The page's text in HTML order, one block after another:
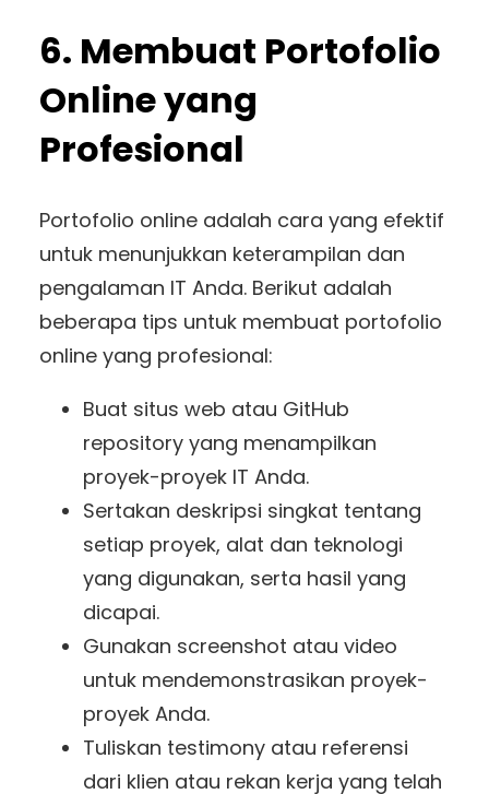
6. Membuat Portofolio
Online yang
Profesional
Portofolio online adalah cara yang efektif
untuk menunjukkan keterampilan dan
pengalaman IT Anda. Berikut adalah
beberapa tips untuk membuat portofolio
online yang profesional:
Buat situs web atau GitHub
repository yang menampilkan
proyek-proyek IT Anda.
Sertakan deskripsi singkat tentang
setiap proyek, alat dan teknologi
yang digunakan, serta hasil yang
dicapai.
Gunakan screenshot atau video
untuk mendemonstrasikan proyek-
proyek Anda.
Tuliskan testimony atau referensi
dari klien atau rekan kerja yang telah